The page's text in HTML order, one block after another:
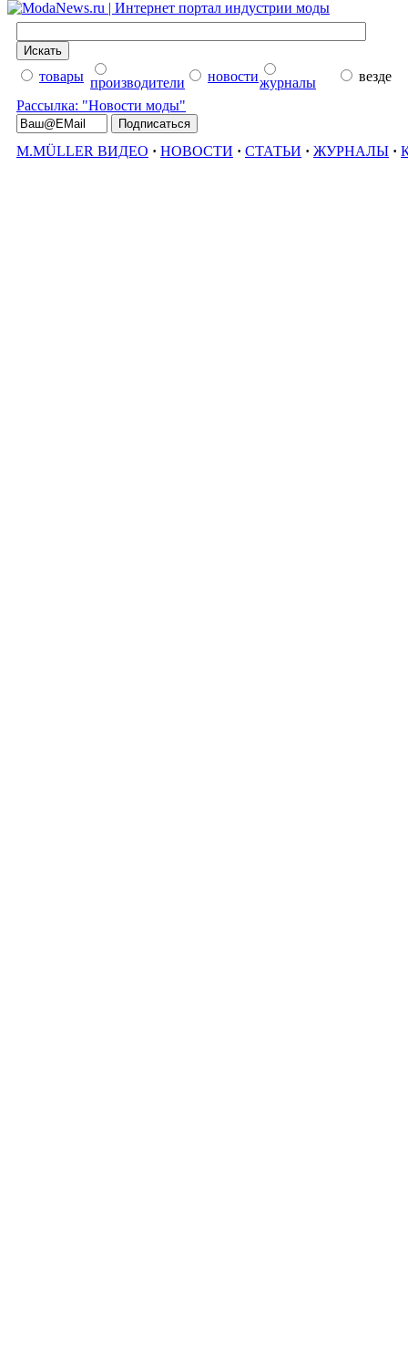
товары производители новостижурналы
везде
Рассылка: "Новости моды"
M.MÜLLER ВИДЕО · НОВОСТИ · СТАТЬИ · ЖУРНАЛЫ ·